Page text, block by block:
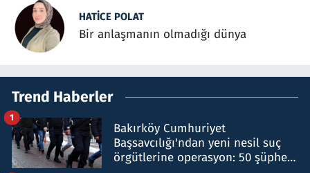
HATICE POLAT
Bir anlaşmanın olmadığı dünya
Trend Haberler
Bakırköy Cumhuriyet
Başsavcılığı'ndan yeni nesil suç
örgütlerine operasyon: 50 şüpheli
1